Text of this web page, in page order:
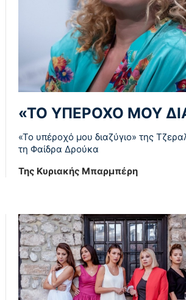
«ΤΟ ΥΠΕΡΟΧΟ ΜΟΥ
«Το υπέροχό μου διαζύγιο» της
τη Φαίδρα Δρούκα
Της Κυριακής Μπαρμπέρη